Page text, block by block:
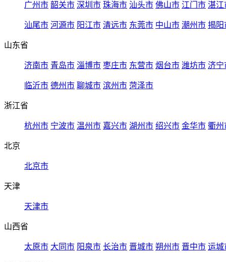
广州市 韶关市 深圳市 珠海市 汕头市 佛山市 江门市 湛江
汕尾市 河源市 阳江市 清远市 东莞市 中山市 潮州市 揭阳
山东省
济南市 青岛市 淄博市 枣庄市 东营市 烟台市 潍坊市 济宁
临沂市 德州市 聊城市 滨州市 菏泽市
浙江省
杭州市 宁波市 温州市 嘉兴市 湖州市 绍兴市 金华市 衢州
北京
北京市
天津
天津市
山西省
太原市 大同市 阳泉市 长治市 晋城市 朔州市 晋中市 运城